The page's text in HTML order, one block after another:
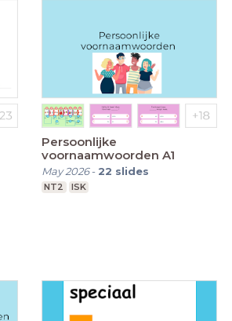
Persoonlijke
voornaamwoorden A1
May 2026- 22 slides
NT2 ISK